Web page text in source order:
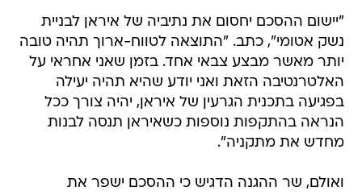
"יישום ההסכם יחסום את נתיביה של איראן לבניית
נשק אטומי", כתב. "התוצאה לטווח-ארוך תהיה טובה
יותר מאשר מבצע צבאי אחד. בזמן שאני אחראי על
האלטרנטיבה הזאת ואני יודע שהיא תהיה יעילה
בפגיעה בתכנית הגרעין של איראן, יהיה צורך ככל
הנראה בהתקפות נוספות כשאיראן תנסה לבנות
מחדש את מתקניה".
ואולם, שר ההגנה הדגיש כי ההסכם ישפר את